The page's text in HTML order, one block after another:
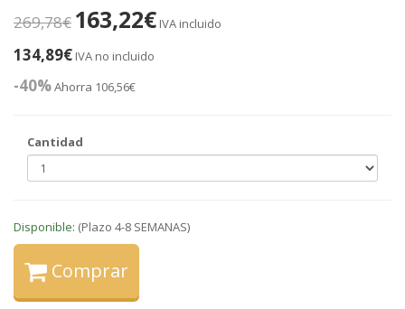
269,78€ 163,22€ IVA incluido
134,89€ IVA no incluido
-40%Ahorra 106,56€
Cantidad
Disponible: (Plazo 4-8 SEMANAS)
Comprar